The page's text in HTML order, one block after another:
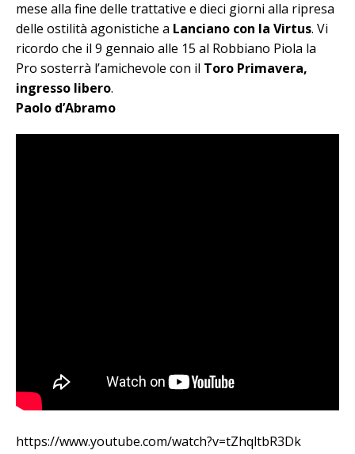
mese alla fine delle trattative e dieci giorni alla ripresa
delle ostilità agonistiche a Lanciano con la Virtus. Vi
ricordo che il 9 gennaio alle 15 al Robbiano Piola la
Pro sosterrà l’amichevole con il Toro Primavera,
ingresso libero.
Paolo d’Abramo
https://www.youtube.com/watch?v=tZhqltbR3Dk